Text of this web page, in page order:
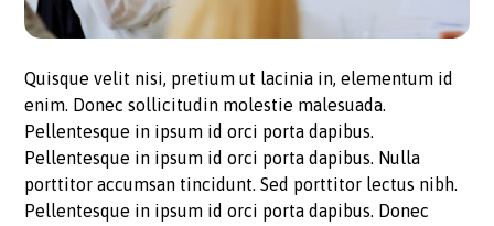
Quisque velit nisi, pretium ut lacinia in, elementum id
enim. Donec sollicitudin molestie malesuada.
Pellentesque in ipsum id orci porta dapibus.
Pellentesque in ipsum id orci porta dapibus. Nulla
porttitor accumsan tincidunt. Sed porttitor lectus nibh.
Pellentesque in ipsum id orci porta dapibus. Donec